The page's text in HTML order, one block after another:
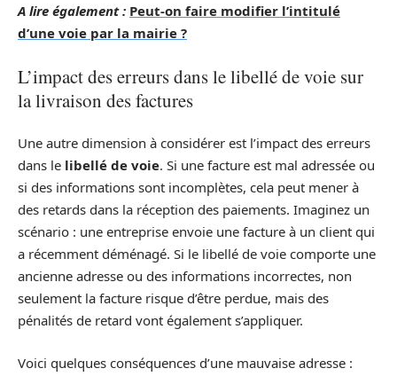
A lire également : Peut-on faire modifier l’intitulé
d’une voie par la mairie ?
L’impact des erreurs dans le libellé de voie sur
la livraison des factures
Une autre dimension à considérer est l’impact des erreurs
dans le libellé de voie. Si une facture est mal adressée ou
si des informations sont incomplètes, cela peut mener à
des retards dans la réception des paiements. Imaginez un
scénario : une entreprise envoie une facture à un client qui
a récemment déménagé. Si le libellé de voie comporte une
ancienne adresse ou des informations incorrectes, non
seulement la facture risque d’être perdue, mais des
pénalités de retard vont également s’appliquer.
Voici quelques conséquences d’une mauvaise adresse :